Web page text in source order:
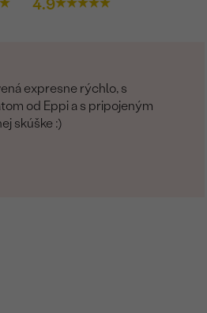
expresne rýchlo, s
od Eppi a s pripojeným
skúške :)